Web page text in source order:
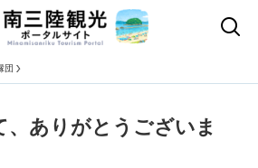
団
、ありがとうございま